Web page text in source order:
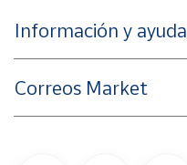
Información y ayuda
Correos Market